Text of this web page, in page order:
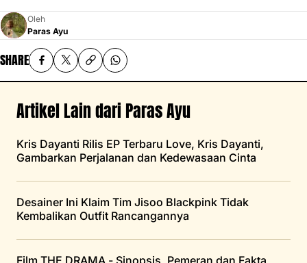
Oleh
Paras Ayu
SHARE
Artikel Lain dari Paras Ayu
Kris Dayanti Rilis EP Terbaru Love, Kris Dayanti,
Gambarkan Perjalanan dan Kedewasaan Cinta
Desainer Ini Klaim Tim Jisoo Blackpink Tidak
Kembalikan Outfit Rancangannya
Film THE DRAMA - Sinopsis, Pemeran dan Fakta